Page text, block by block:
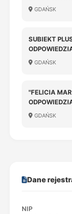
GDAŃSK
SUBIEKT
GDAŃSK
"FELICIA
GDAŃSK
Dane
NIP